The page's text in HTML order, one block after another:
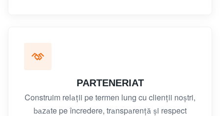
PARTENERIAT
Construim relații pe termen lung cu clienții noștri,
bazate pe încredere, transparență și respect